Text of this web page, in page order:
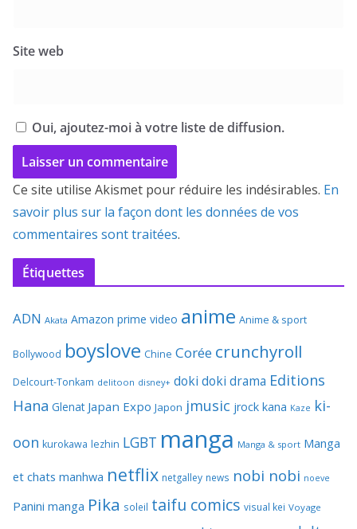
Site web
Oui, ajoutez-moi à votre liste de diffusion.
Ce site utilise Akismet pour réduire les indésirables. En
savoir plus sur la façon dont les données de vos
commentaires sont traitées.
Étiquettes
ADN Akata Amazon prime video anime Anime & sport
Bollywood boyslove Chine Corée crunchyroll
Delcourt-Tonkam delitoon disney+ doki doki drama Editions
Hana Glenat Japan Expo Japon jmusic jrock kana Kaze ki-
oon kurokawa lezhin LGBT manga Manga & sport Manga
et chats manhwa netflix netgalley news nobi nobi noeve
Panini manga Pika soleil taifu comics visual kei Voyage